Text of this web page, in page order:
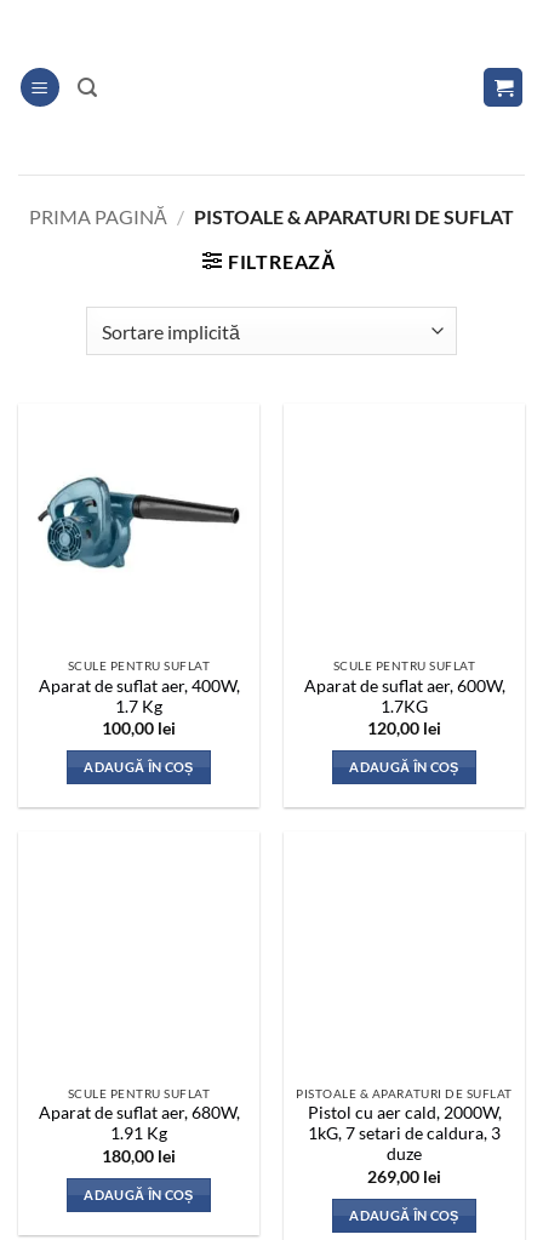
content
PRIMA PAGINĂ / PISTOALE & APARATURI DE SUFLAT
FILTREAZĂ
SCULE PENTRU SUFLAT
Aparat de suflat aer, 400W,
1.7 Kg
100,00 lei
ADAUGĂ ÎN COȘ
SCULE PENTRU SUFLAT
Aparat de suflat aer, 600W,
1.7KG
120,00 lei
ADAUGĂ ÎN COȘ
SCULE PENTRU SUFLAT
Aparat de suflat aer, 680W,
1.91 Kg
180,00 lei
ADAUGĂ ÎN COȘ
PISTOALE & APARATURI DE SUFLAT
Pistol cu aer cald, 2000W,
1kG, 7 setari de caldura, 3
duze
269,00 lei
ADAUGĂ ÎN COȘ